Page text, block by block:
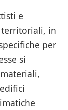
e
territoriali, in
per
si